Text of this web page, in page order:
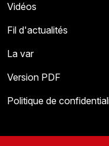
Vidéos
Fil d'actualités
La var
Version PDF
Politique de